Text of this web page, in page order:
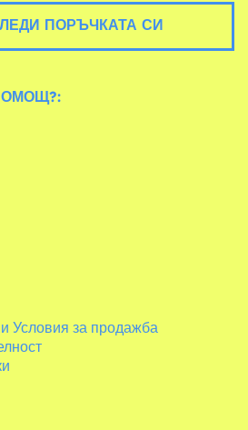
ПОРЪЧКАТА СИ
Условия за продажба